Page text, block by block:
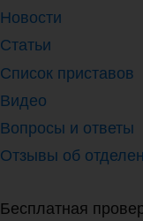
Новости
Статьи
Список приставов
Видео
Вопросы и ответы
Отзывы об
Бесплатная